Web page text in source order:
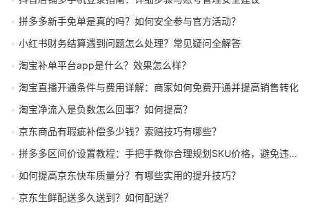
拼多多新手免单是真的吗？如何安全参与官方活动？
小红书财务结算遇到问题怎么处理？常见疑问全解答
淘宝补单平台app是什么？效果怎么样？
淘宝直播开通条件与费用详解：商家如何免费开通并提高销售转化
淘宝净流入是负数怎么回事？如何提高？
京东商品有瑕疵补偿多少钱？索赔技巧有哪些？
拼多多区间价设置教程：手把手教你合理规划SKU价格，避免违规引流
如何提高京东快车质量分？有哪些实用的提升技巧？
京东生鲜配送多久送到？如何配送？